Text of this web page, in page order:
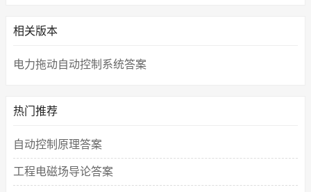
相关版本
电力拖动自动控制系统答案
热门推荐
自动控制原理答案
工程电磁场导论答案